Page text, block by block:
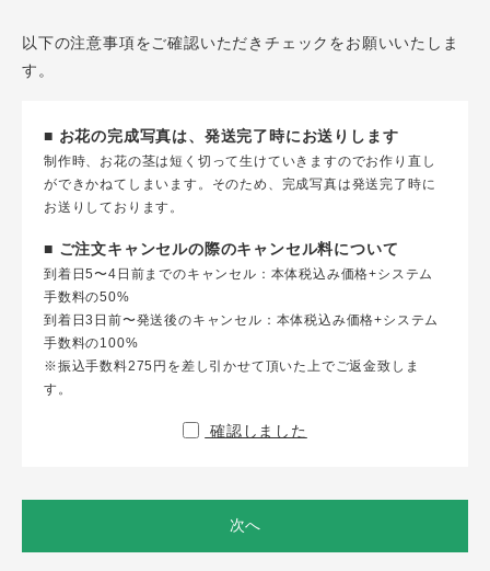
以下の注意事項をご確認いただきチェックをお願いいたしま
す。
■ お花の完成写真は、発送完了時にお送りします
制作時、お花の茎は短く切って生けていきますのでお作り直し
ができかねてしまいます。そのため、完成写真は発送完了時に
お送りしております。
■ ご注文キャンセルの際のキャンセル料について
到着日5〜4日前までのキャンセル：本体税込み価格+システム
手数料の50%
到着日3日前〜発送後のキャンセル：本体税込み価格+システム
手数料の100%
※振込手数料275円を差し引かせて頂いた上でご返金致しま
す。
確認しました
次へ